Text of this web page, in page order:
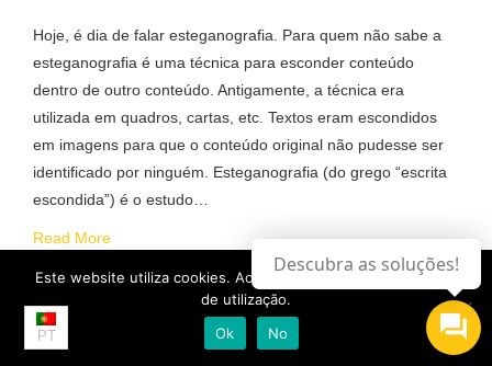
Hoje, é dia de falar esteganografia. Para quem não sabe a
esteganografia é uma técnica para esconder conteúdo
dentro de outro conteúdo. Antigamente, a técnica era
utilizada em quadros, cartas, etc. Textos eram escondidos
em imagens para que o conteúdo original não pudesse ser
identificado por ninguém. Esteganografia (do grego “escrita
escondida”) é o estudo…
Read More
Daniel Jesus
PT
Este website utiliza cookies. Ao continuar, aceita a os termos
de utilização.
Ok
No
Descubra as soluções!